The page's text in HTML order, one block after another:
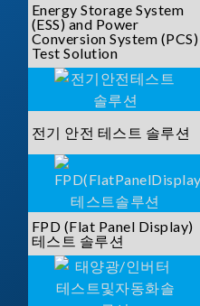
Energy Storage System
(ESS) and Power
Conversion System (PCS)
Test Solution
전기 안전 테스트 솔루션
FPD (Flat Panel Display)
테스트 솔루션